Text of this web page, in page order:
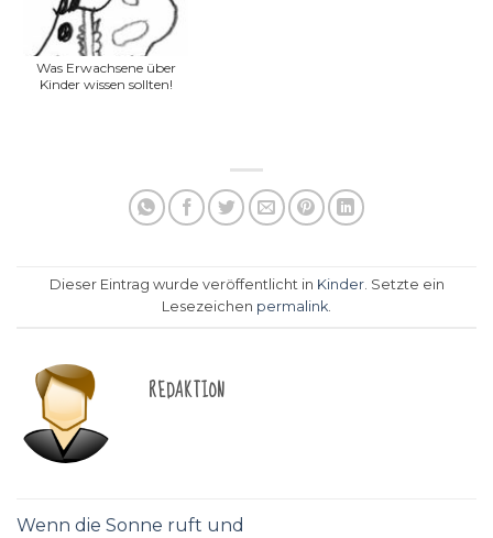
Was Erwachsene über
Kinder wissen sollten!
Dieser Eintrag wurde veröffentlicht in Kinder. Setzte ein
Lesezeichen permalink.
REDAKTION
Wenn die Sonne ruft und